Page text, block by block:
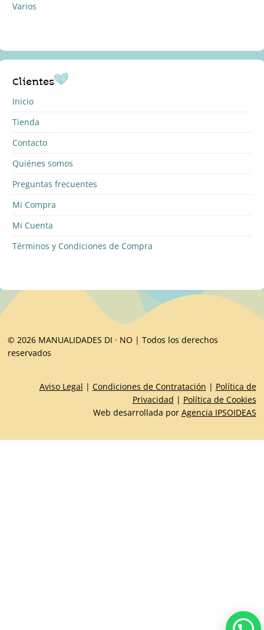
Varios
Clientes
Inicio
Tienda
Contacto
Quiénes somos
Preguntas frecuentes
Mi Compra
Mi Cuenta
Términos y Condiciones de Compra
© 2026 MANUALIDADES DI · NO | Todos los derechos
reservados
Aviso Legal | Condiciones de Contratación | Política de
Privacidad | Política de Cookies
Web desarrollada por Agencia IPSOIDEAS